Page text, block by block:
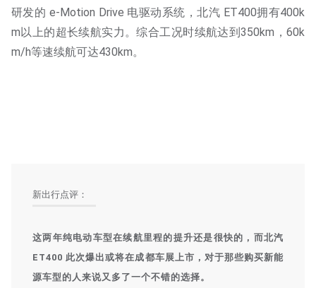
研发的 e-Motion Drive 电驱动系统，北汽 ET400拥有400k
m以上的超长续航实力。综合工况时续航达到350km，60k
m/h等速续航可达430km。
新出行点评：
这两年纯电动车型在续航里程的提升还是很快的，而北汽
ET400 此次爆出或将在成都车展上市，对于那些购买新能
源车型的人来说又多了一个不错的选择。